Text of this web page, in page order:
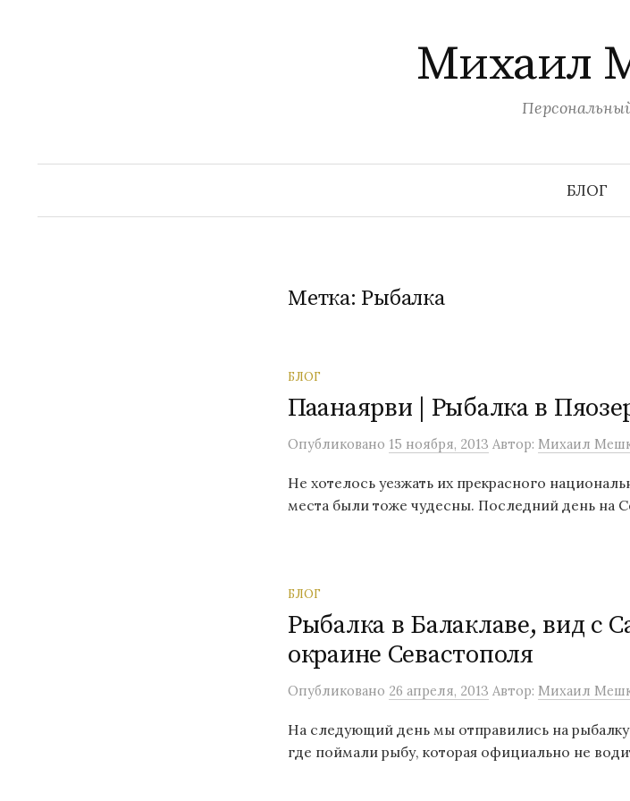
Михаил
БЛОГ
Метка: Рыбалка
БЛОГ
Паанаярви | Рыбалка в
Опубликовано 15 ноября, 2013 Автор: Михаил
Не хотелось уезжать их прекрасного
места были тоже чудесны. Последний день на
БЛОГ
Рыбалка в Балаклаве, вид с
окраине Севастополя
Опубликовано 26 апреля, 2013 Автор: Михаил
На следующий день мы отправились на рыбалку
где поймали рыбу, которая официально не